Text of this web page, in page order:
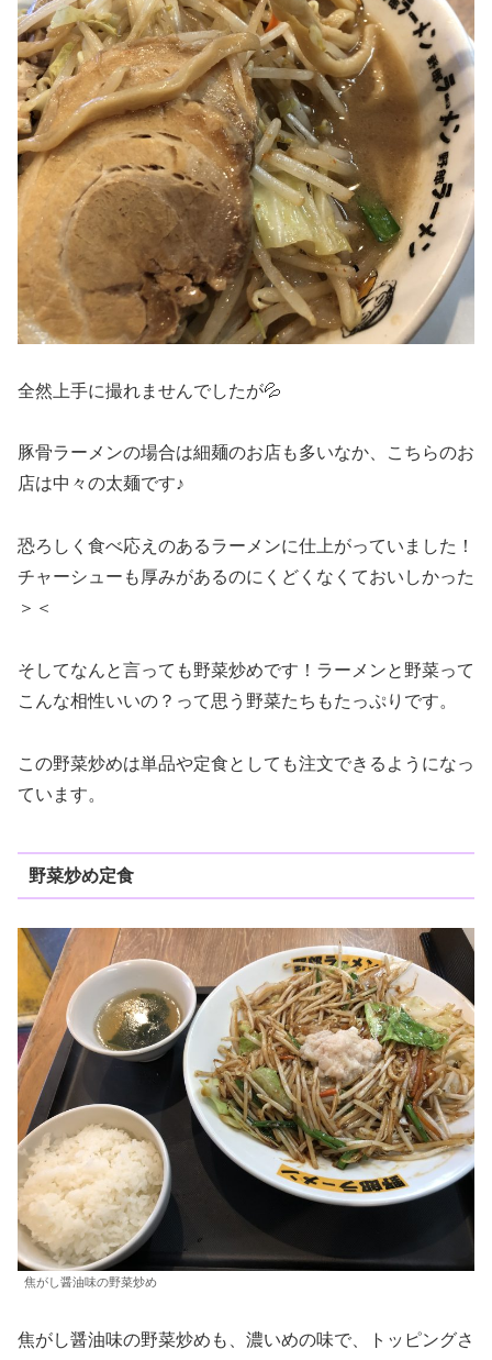
全然上手に撮れませんでしたが💦
豚骨ラーメンの場合は細麺のお店も多いなか、こちらのお
店は中々の太麺です♪
恐ろしく食べ応えのあるラーメンに仕上がっていました！
チャーシューも厚みがあるのにくどくなくておいしかった
＞＜
そしてなんと言っても野菜炒めです！ラーメンと野菜って
こんな相性いいの？って思う野菜たちもたっぷりです。
この野菜炒めは単品や定食としても注文できるようになっ
ています。
野菜炒め定食
焦がし醤油味の野菜炒め
焦がし醤油味の野菜炒めも、濃いめの味で、トッピングさ